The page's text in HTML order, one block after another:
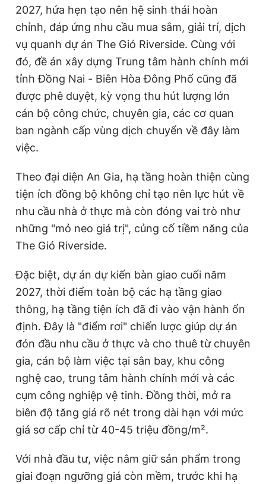
2027, hứa hẹn tạo nên hệ sinh thái hoàn
chỉnh, đáp ứng nhu cầu mua sắm, giải trí, dịch
vụ quanh dự án The Gió Riverside. Cùng với
đó, đề án xây dựng Trung tâm hành chính mới
tỉnh Đồng Nai - Biên Hòa Đông Phố cũng đã
được phê duyệt, kỳ vọng thu hút lượng lớn
cán bộ công chức, chuyên gia, các cơ quan
ban ngành cấp vùng dịch chuyển về đây làm
việc.
Theo đại diện An Gia, hạ tầng hoàn thiện cùng
tiện ích đồng bộ không chỉ tạo nên lực hút về
nhu cầu nhà ở thực mà còn đóng vai trò như
những "mỏ neo giá trị", củng cố tiềm năng của
The Gió Riverside.
Đặc biệt, dự án dự kiến bàn giao cuối năm
2027, thời điểm toàn bộ các hạ tầng giao
thông, hạ tầng tiện ích đã đi vào vận hành ổn
định. Đây là "điểm rơi" chiến lược giúp dự án
đón đầu nhu cầu ở thực và cho thuê từ chuyên
gia, cán bộ làm việc tại sân bay, khu công
nghệ cao, trung tâm hành chính mới và các
cụm công nghiệp vệ tinh. Đồng thời, mở ra
biên độ tăng giá rõ nét trong dài hạn với mức
giá sơ cấp chỉ từ 40-45 triệu đồng/m².
Với nhà đầu tư, việc nắm giữ sản phẩm trong
giai đoạn ngưỡng giá còn mềm, trước khi hạ